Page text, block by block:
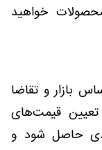
خواهید
بازار و تقاضا
قیمت‌های
حاصل شود و